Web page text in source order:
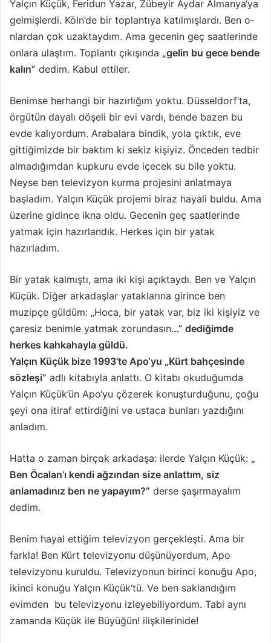
Yalçın Küçük, Feridun Yazar, Zübeyir Aydar Almanya‘ya
gelmişlerdi. Köln’de bir toplantıya katılmışlardı. Ben o­
nlardan çok uzaktaydım. Ama gecenin geç saatlerinde
o­nlara ulaştım. Toplantı çıkışında „gelin bu gece bende
kalın” dedim. Kabul ettiler.
Benimse herhangi bir hazırlığım yoktu. Düsseldorf‘ta,
örgütün dayalı döşeli bir evi vardı, bende bazen bu
evde kalıyordum. Arabalara bindik, yola çıktık, eve
gittiğimizde bir baktım ki sekiz kişiyiz. Önceden tedbir
almadığımdan kupkuru evde içecek su bile yoktu.
Neyse ben televizyon kurma projesini anlatmaya
başladım. Yalçın Küçük projemi biraz hayali buldu. Ama
üzerine gidince ikna oldu. Gecenin geç saatlerinde
yatmak için hazırlandık. Herkes için bir yatak
hazırladım.
Bir yatak kalmıştı, ama iki kişi açıktaydı. Ben ve Yalçın
Küçük. Diğer arkadaşlar yataklarına girince ben
muzipçe güldüm: „Hoca, bir yatak var, biz iki kişiyiz ve
çaresiz benimle yatmak zorundasın…” dediğimde
herkes kahkahayla güldü.
Yalçın Küçük bize 1993’te Apo‘yu „Kürt bahçesinde
sözleşi” adlı kitabıyla anlattı. O kitabı okuduğumda
Yalçın Küçük’ün Apo‘yu çözerek konuşturduğunu, çoğu
şeyi o­na itiraf ettirdiğini ve ustaca bunları yazdığını
anladım.
Hatta o zaman birçok arkadaşa: ilerde Yalçın Küçük: „
Ben Öcalan’ı kendi ağzından size anlattım, siz
anlamadınız ben ne yapayım?” derse şaşırmayalım
dedim.
Benim hayal ettiğim televizyon gerçekleşti. Ama bir
farkla! Ben Kürt televizyonu düşünüyordum, Apo
televizyonu kuruldu. Televizyonun birinci konuğu Apo,
ikinci konuğu Yalçın Küçük‘tü. Ve ben saklandığım
evimden bu televizyonu izleyebiliyordum. Tabi aynı
zamanda Küçük ile Büyüğün! ilişkilerinide!